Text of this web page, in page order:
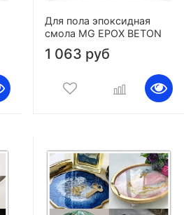
Для пола эпоксидная
смола MG EPOX BETON
1 063 руб